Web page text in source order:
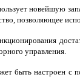
новейшую
позволяющее
управления.
быть настроен с